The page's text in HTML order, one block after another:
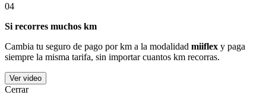
04
Si recorres muchos km
Cambia tu seguro de pago por km a la modalidad miiflex y paga
siempre la misma tarifa, sin importar cuantos km recorras.
Ver video
Cerrar